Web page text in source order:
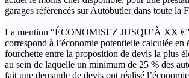
garages référencés sur Autobutler dans toute la
La mention “ÉCONOMISEZ JUSQU’À XX
correspond à l’économie potentielle calculée en
fourchette entre la proposition de devis la plus
au sein de laquelle un minimum de 25 % des
fait une demande de devis ont réalisé